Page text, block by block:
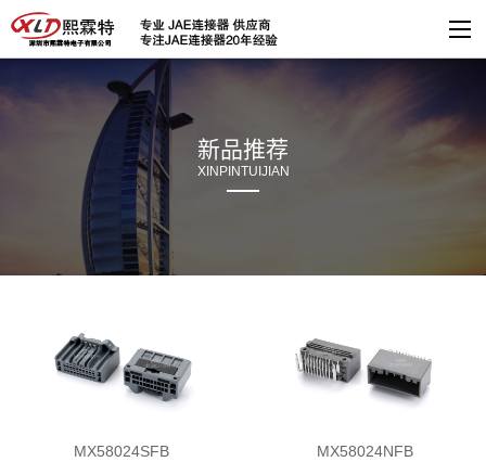
新品推荐
XINPINTUIJIAN
MX58024SFB MX58024NFB